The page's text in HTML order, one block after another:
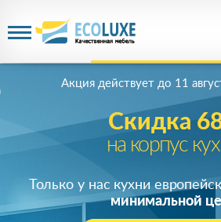
Скидка
на корпус
Акция действует до 11
Только у нас кухни
минимальной